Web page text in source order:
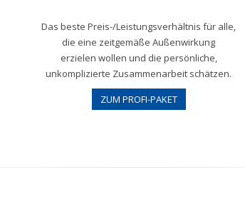
Das beste Preis-/Leistungsverhältnis für alle,
die eine zeitgemäße Außenwirkung
erzielen wollen und die persönliche,
unkomplizierte Zusammenarbeit schätzen.
ZUM PROFI-PAKET